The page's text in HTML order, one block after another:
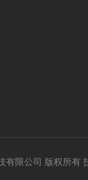
有限公司 版权所有